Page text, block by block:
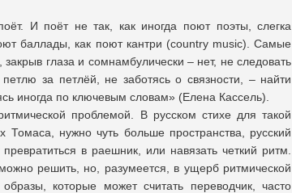
И поёт не так, как иногда поют поэты, слегка
баллады, как поют кантри (country music). Самые
глаза и сомнамбулически – нет, не следовать
за петлёй, не заботясь о связности, – найти
иногда по ключевым словам» (Елена Кассель).
проблемой. В русском стихе для такой
нужно чуть больше пространства, русский
в раешник, или навязать четкий ритм.
решить, но, разумеется, в ущерб ритмической
которые может считать переводчик, часто